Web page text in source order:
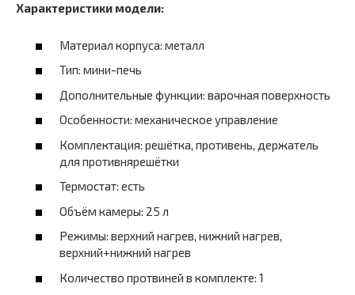
Характеристики модели:
Материал корпуса: металл
Тип: мини-печь
Дополнительные функции: варочная поверхность
Особенности: механическое управление
Комплектация: решётка, противень, держатель
для противнярешётки
Термостат: есть
Объём камеры: 25 л
Режимы: верхний нагрев, нижний нагрев,
верхний+нижний нагрев
Количество протвиней в комплекте: 1